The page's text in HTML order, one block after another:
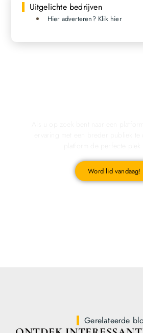
Uitgelichte bedrijven
Hier adverteren? Klik hier
Word lid vandaag!
Gerelateerde